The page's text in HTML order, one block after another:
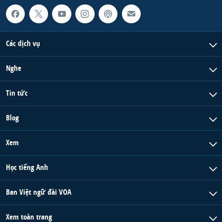
QUAN HỆ VIỆT MỸ
Các dịch vụ
Nghe
Tin tức
Blog
Xem
Học tiếng Anh
Ban Việt ngữ đài VOA
Xem toàn trang